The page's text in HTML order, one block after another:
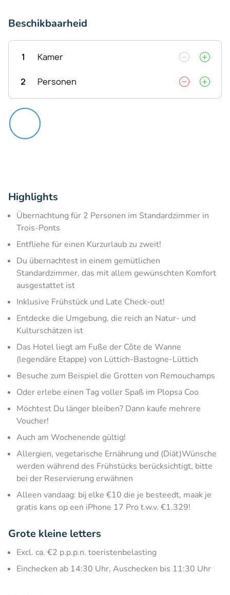
Beschikbaarheid
1 Kamer
2 Personen
Highlights
Übernachtung für 2 Personen im Standardzimmer in
Trois-Ponts
Entfliehe für einen Kurzurlaub zu zweit!
Du übernachtest in einem gemütlichen
Standardzimmer, das mit allem gewünschten Komfort
ausgestattet ist
Inklusive Frühstück und Late Check-out!
Entdecke die Umgebung, die reich an Natur- und
Kulturschätzen ist
Das Hotel liegt am Fuße der Côte de Wanne
(legendäre Etappe) von Lüttich-Bastogne-Lüttich
Besuche zum Beispiel die Grotten von Remouchamps
Oder erlebe einen Tag voller Spaß im Plopsa Coo
Möchtest Du länger bleiben? Dann kaufe mehrere
Voucher!
Auch am Wochenende gültig!
Allergien, vegetarische Ernährung und (Diät)Wünsche
werden während des Frühstücks berücksichtigt, bitte
bei der Reservierung erwähnen
Alleen vandaag: bij elke €10 die je besteedt, maak je
gratis kans op een iPhone 17 Pro t.w.v. €1.329!
Grote kleine letters
Excl. ca. €2 p.p.p.n. toeristenbelasting
Einchecken ab 14:30 Uhr, Auschecken bis 11:30 Uhr